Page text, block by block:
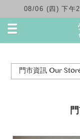
) 下午2點FB直播📢直
門市資訊 Our